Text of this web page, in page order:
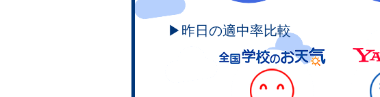
▶昨日の適中率比較